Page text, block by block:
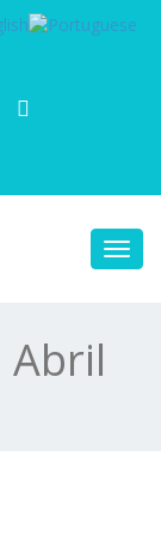
Abril